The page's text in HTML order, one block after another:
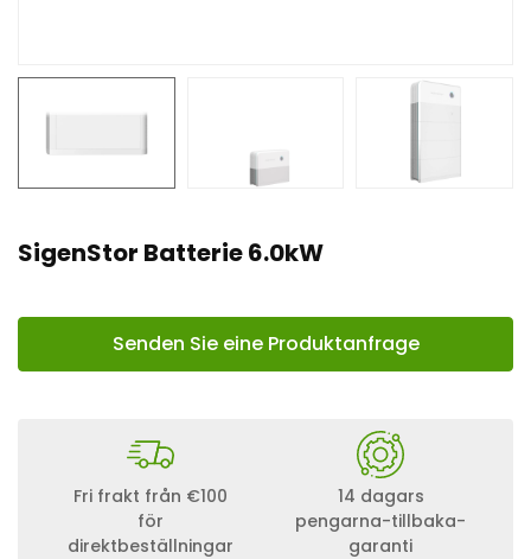
SigenStor Batterie 6.0kW
Senden Sie eine Produktanfrage
Fri frakt från €100
för
direktbeställningar
14 dagars
pengarna-tillbaka-
garanti